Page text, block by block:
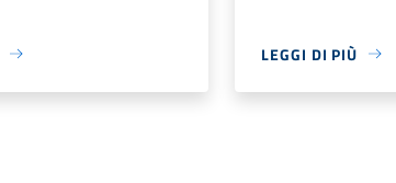
LEGGI DI PIÙ